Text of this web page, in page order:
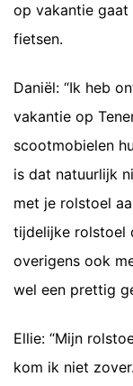
op vakantie gaat
fietsen.
Daniël: “Ik heb
vakantie op
scootmobielen
is dat natuurlijk
met je rolstoel
tijdelijke rolstoel
overigens ook
wel een prettig
Ellie: “Mijn
kom ik niet